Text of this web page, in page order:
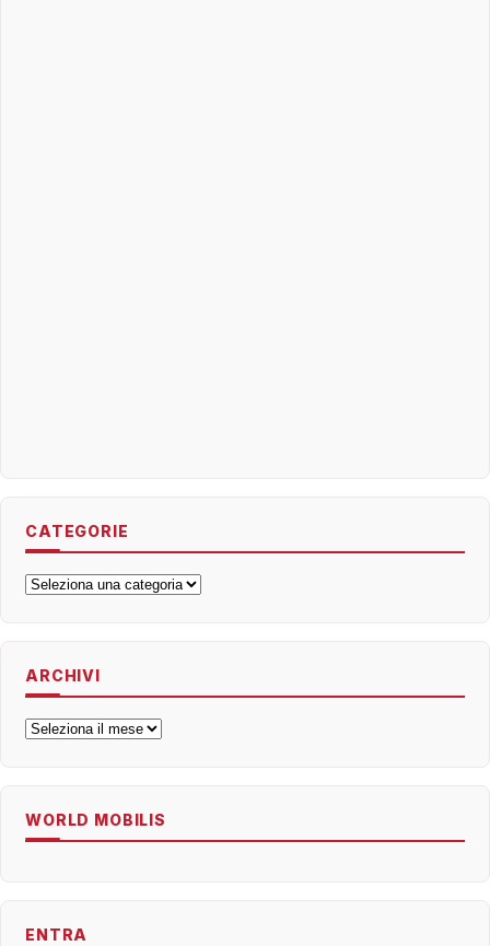
CATEGORIE
Categorie
ARCHIVI
Archivi
WORLD MOBILIS
ENTRA